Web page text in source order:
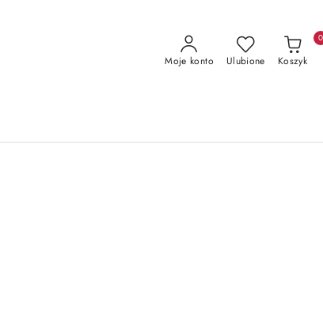
Moje konto Ulubione Koszyk
0